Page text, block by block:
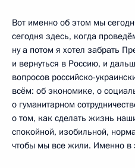
Вот именно об этом мы
сегодня здесь, когда
ну а потом я хотел забрать
и вернуться в Россию, и
вопросов российско-
всём: об экономике, о
о гуманитарном
о том, как сделать жизнь
спокойной, изобильной,
чтобы мы все жили. Именно в